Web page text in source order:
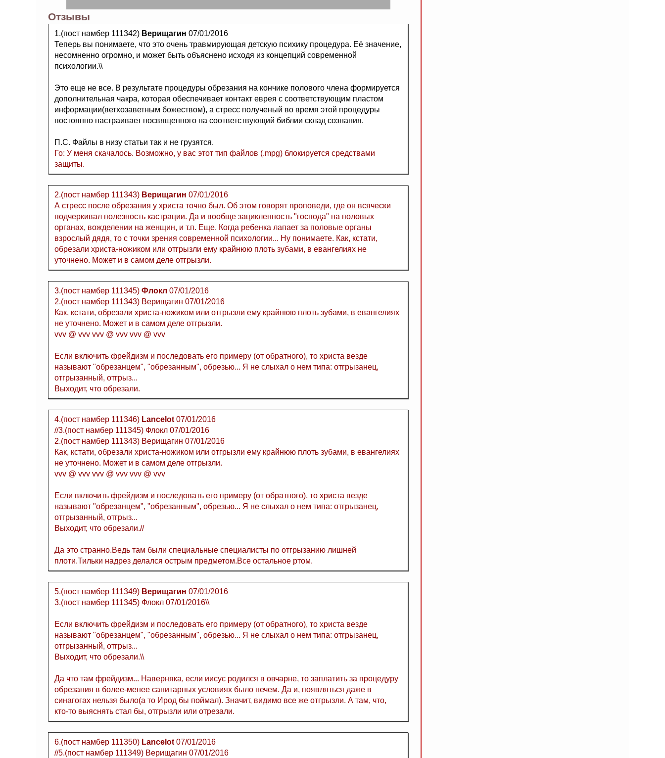
Отзывы
1.(пост намбер 111342) Верищагин 07/01/2016
Теперь вы понимаете, что это очень травмирующая детскую психику процедура. Её значение,
несомненно огромно, и может быть объяснено исходя из концепций современной
психологии.\\
Это еще не все. В результате процедуры обрезания на кончике полового члена формируется
дополнительная чакра, которая обеспечивает контакт еврея с соответствующим пластом
информации(ветхозаветным божеством), а стресс полученый во время этой процедуры
постоянно настраивает посвященного на соответствующий библии склад сознания.
П.С. Файлы в низу статьи так и не грузятся.
Го: У меня скачалось. Возможно, у вас этот тип файлов (.mpg) блокируется средствами
защиты.
2.(пост намбер 111343) Верищагин 07/01/2016
А стресс после обрезания у христа точно был. Об этом говорят проповеди, где он всячески
подчеркивал полезность кастрации. Да и вообще зацикленность "господа" на половых
органах, вожделении на женщин, и т.п. Еще. Когда ребенка лапает за половые органы
взрослый дядя, то с точки зрения современной психологии... Ну понимаете. Как, кстати,
обрезали христа-ножиком или отгрызли ему крайнюю плоть зубами, в евангелиях не
уточнено. Может и в самом деле отгрызли.
3.(пост намбер 111345) Флокл 07/01/2016
2.(пост намбер 111343) Верищагин 07/01/2016
Как, кстати, обрезали христа-ножиком или отгрызли ему крайнюю плоть зубами, в евангелиях
не уточнено. Может и в самом деле отгрызли.
vvv @ vvv vvv @ vvv vvv @ vvv
Если включить фрейдизм и последовать его примеру (от обратного), то христа везде
называют "обрезанцем", "обрезанным", обрезью... Я не слыхал о нем типа: отгрызанец,
отгрызанный, отгрыз...
Выходит, что обрезали.
4.(пост намбер 111346) Lancelot 07/01/2016
//3.(пост намбер 111345) Флокл 07/01/2016
2.(пост намбер 111343) Верищагин 07/01/2016
Как, кстати, обрезали христа-ножиком или отгрызли ему крайнюю плоть зубами, в евангелиях
не уточнено. Может и в самом деле отгрызли.
vvv @ vvv vvv @ vvv vvv @ vvv
Если включить фрейдизм и последовать его примеру (от обратного), то христа везде
называют "обрезанцем", "обрезанным", обрезью... Я не слыхал о нем типа: отгрызанец,
отгрызанный, отгрыз...
Выходит, что обрезали.//
Да это странно.Ведь там были специальные специалисты по отгрызанию лишней
плоти.Тильки надрез делался острым предметом.Все остальное ртом.
5.(пост намбер 111349) Верищагин 07/01/2016
3.(пост намбер 111345) Флокл 07/01/2016\\
Если включить фрейдизм и последовать его примеру (от обратного), то христа везде
называют "обрезанцем", "обрезанным", обрезью... Я не слыхал о нем типа: отгрызанец,
отгрызанный, отгрыз...
Выходит, что обрезали.\\
Да что там фрейдизм... Наверняка, если иисус родился в овчарне, то заплатить за процедуру
обрезания в более-менее санитарных условиях было нечем. Да и, появляться даже в
синагогах нельзя было(а то Ирод бы поймал). Значит, видимо все же отгрызли. А там, что,
кто-то выяснять стал бы, отгрызли или отрезали.
6.(пост намбер 111350) Lancelot 07/01/2016
//5.(пост намбер 111349) Верищагин 07/01/2016